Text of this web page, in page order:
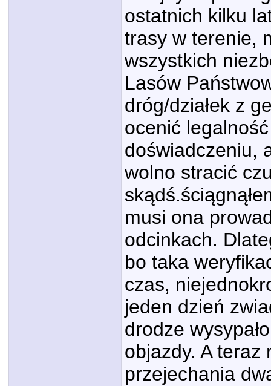
ostatnich kilku
trasy w terenie,
wszystkich
Lasów
dróg/działek z
ocenić
doświadczeniu,
wolno stracić
musi ona
odcinkach.
bo taka
czas,
jeden dzień
drodze
objazdy. A teraz
przejechania